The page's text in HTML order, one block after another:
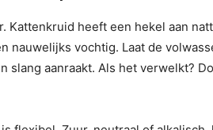
Kattenkruid heeft een hekel aan
nauwelijks vochtig. Laat de
slang aanraakt. Als het verwelkt?